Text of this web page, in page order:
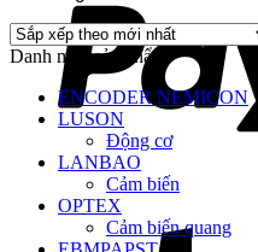
Danh mục sản phẩm
ENCODER NEMICON
LUSON
Động cơ
LANBAO
Cảm biến
OPTEX
Cảm biến quang